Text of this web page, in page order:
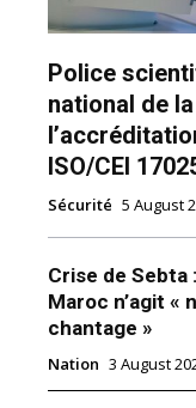
Police
national de
ISO/CEI
Sécurité 5 August
Crise de Sebta
Maroc n’agit «
chantage »
Nation 3 August